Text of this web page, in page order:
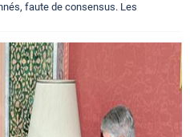
faute de consensus. Les